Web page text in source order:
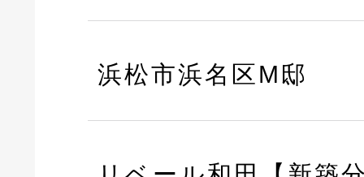
浜松市浜名区M邸